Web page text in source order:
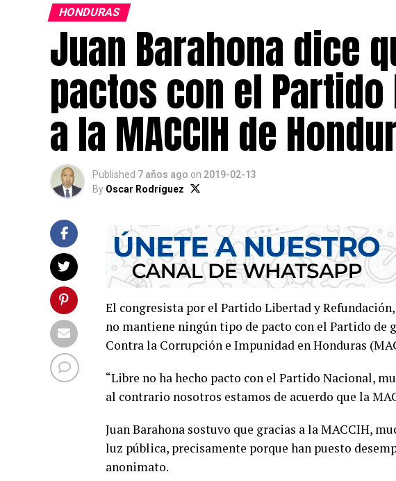
HONDURAS
Juan Barahona dice
pactos con el
a la MACCIH de
Published 7 años ago on 2019-02-13
By Oscar Rodríguez
El congresista por el Partido Libertad y
no mantiene ningún tipo de pacto con el Partido de
Contra la Corrupción e Impunidad en Honduras
“Libre no ha hecho pacto con el Partido Nacional,
al contrario nosotros estamos de acuerdo que la
Juan Barahona sostuvo que gracias a la MACCIH,
luz pública, precisamente porque han puesto
anonimato.